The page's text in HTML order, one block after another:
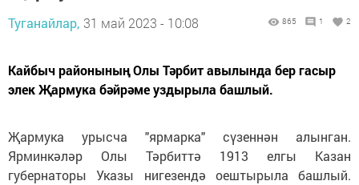
Туганайлар, 31 май 2023 - 10:08 865 1 2
Кайбыч районының Олы Тәрбит авылында бер гасыр
элек Җармука бәйрәме уздырыла башлый.
Җармука урысча "ярмарка" сүзеннән алынган.
Ярминкәләр Олы Тәрбиттә 1913 елгы Казан
губернаторы Указы нигезендә оештырыла башлый.